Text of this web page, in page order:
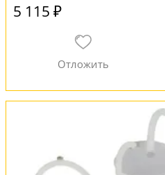
5 115 ₽